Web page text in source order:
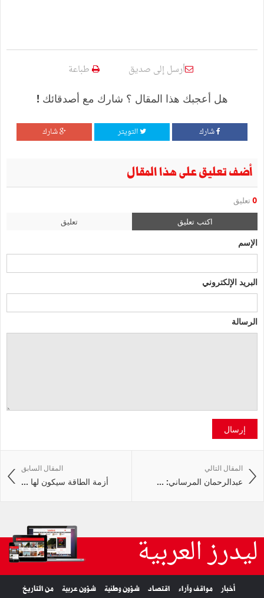
أرسل إلى صديق طباعة
هل أعجبك هذا المقال ؟ شارك مع أصدقائك !
شارك التويتر شارك
أضف تعليق على هذا المقال
0 تعليق
اكتب تعليق تعليق
الإسم
البريد الإلكتروني
الرسالة
إرسال
المقال السابق
أزمة الطاقة سيكون لها ...
المقال التالي
عبدالرحمان المرساني: ...
ليدرز العربية
أخبار مواقف وآراء اقتصاد شؤون وطنية شؤون عربية من التاريخ